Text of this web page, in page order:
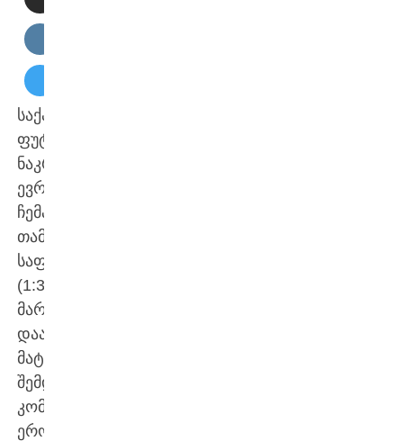
საქართველოს
ფუტსალის
ნაკრებმა
ევროპის
ჩემპიონატზე
თამაში
საფრანგეთთან
(1:3)
მარცხით
დაასრულა.
მატჩის
შემდეგ
კომენტარები
ეროვნული